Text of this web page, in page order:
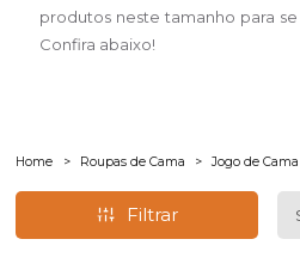
produtos neste tamanho para
Confira abaixo!
Home Roupas de Cama Jogo de Cama
Filtrar